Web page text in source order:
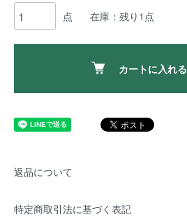
点 在庫：残り1点
カートに入れる
返品について
特定商取引法に基づく表記